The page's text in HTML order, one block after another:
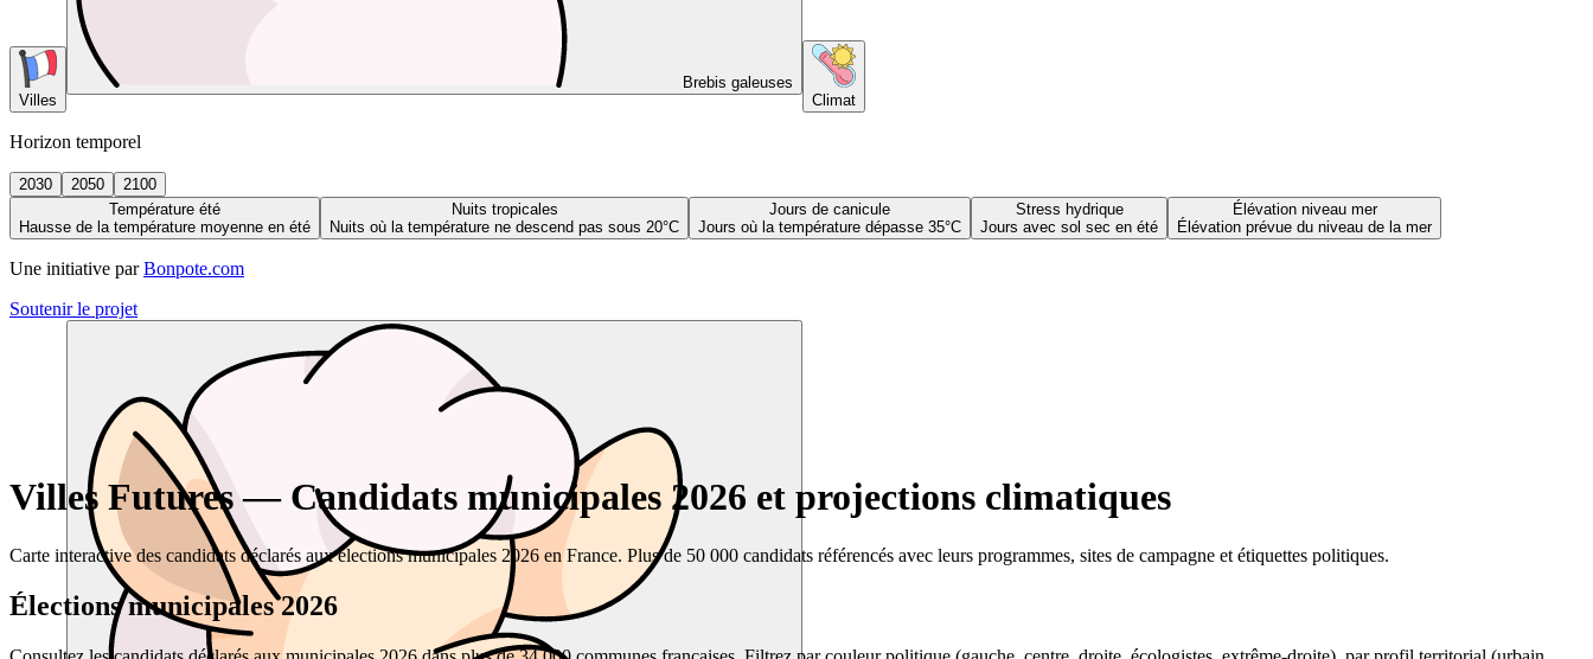
Villes
Brebis galeuses
Climat
Horizon temporel
2030 2050
2100
Température été
Hausse de la température moyenne en été
Nuits tropicales
Nuits où la température ne descend pas sous 20°C
Jours de canicule
Jours où la température dépasse 35°C
Stress hydrique
Jours avec sol sec en été
Élévation niveau mer
Élévation prévue du niveau de la mer
Une initiative par Bonpote.com
Soutenir le projet
Villes Futures — Candidats municipales 2026 et projections climatiques
Carte interactive des candidats déclarés aux élections municipales 2026 en France. Plus de 50 000 candidats référencés avec leurs programmes, sites de campagne et étiquettes politiques.
Élections municipales 2026